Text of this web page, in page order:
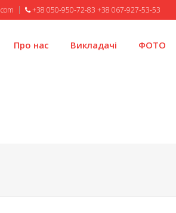
+38 050-950-72-83 +38 067-927-53-53
Про нас Викладачі ФОТО